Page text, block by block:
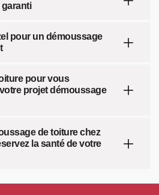
pour un démoussage
pour vous
projet démoussage
de toiture chez
la santé de votre